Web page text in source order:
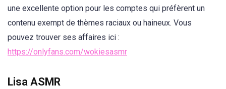
une excellente option pour les comptes qui préfèrent un
contenu exempt de thèmes raciaux ou haineux. Vous
pouvez trouver ses affaires ici :
https://onlyfans.com/wokiesasmr
Lisa ASMR